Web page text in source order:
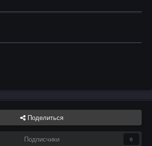
Поделиться
Подписчики 0